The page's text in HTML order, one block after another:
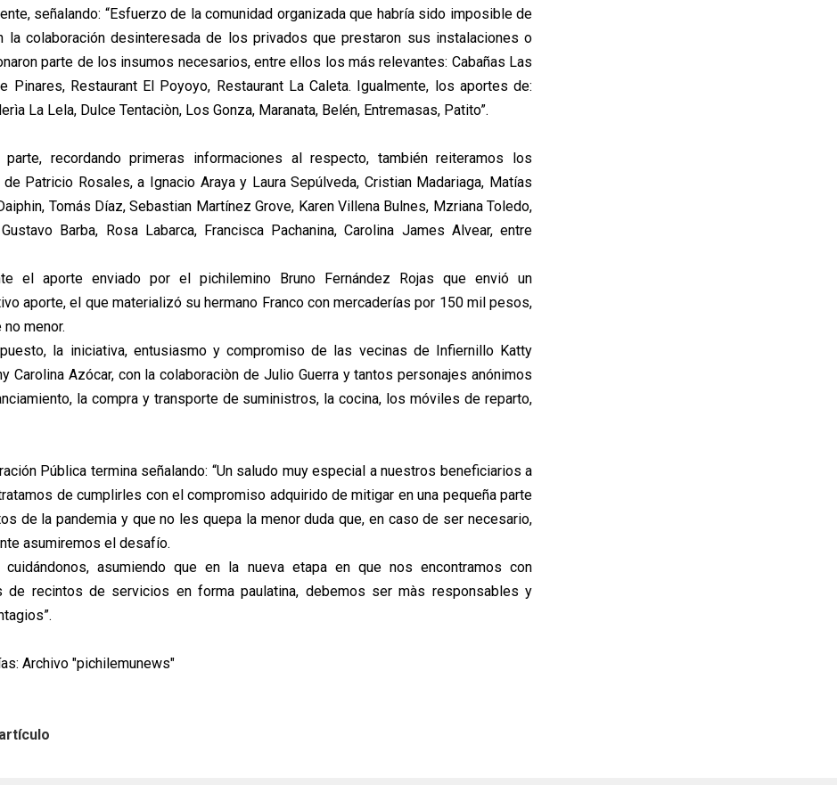
señalando: “Esfuerzo de la comunidad organizada que habría sido imposible de
la colaboración desinteresada de los privados que prestaron sus instalaciones o
parte de los insumos necesarios, entre ellos los más relevantes: Cabañas Las
Pinares, Restaurant El Poyoyo, Restaurant La Caleta. Igualmente, los aportes de:
La Lela, Dulce Tentaciòn, Los Gonza, Maranata, Belén, Entremasas, Patito”.
parte, recordando primeras informaciones al respecto, también reiteramos los
Patricio Rosales, a Ignacio Araya y Laura Sepúlveda, Cristian Madariaga, Matías
Tomás Díaz, Sebastian Martínez Grove, Karen Villena Bulnes, Mzriana Toledo,
Gustavo Barba, Rosa Labarca, Francisca Pachanina, Carolina James Alvear, entre
el aporte enviado por el pichilemino Bruno Fernández Rojas que envió un
aporte, el que materializó su hermano Franco con mercaderías por 150 mil pesos,
no menor.
la iniciativa, entusiasmo y compromiso de las vecinas de Infiernillo Katty
Carolina Azócar, con la colaboraciòn de Julio Guerra y tantos personajes anónimos
la compra y transporte de suministros, la cocina, los móviles de reparto,
Pública termina señalando: “Un saludo muy especial a nuestros beneficiarios a
de cumplirles con el compromiso adquirido de mitigar en una pequeña parte
de la pandemia y que no les quepa la menor duda que, en caso de ser necesario,
asumiremos el desafío.
cuidándonos, asumiendo que en la nueva etapa en que nos encontramos con
de recintos de servicios en forma paulatina, debemos ser màs responsables y
Archivo "pichilemunews"